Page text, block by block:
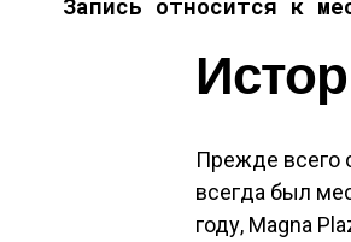
Запись относится к
Прежде всего
всегда был
году, Magna